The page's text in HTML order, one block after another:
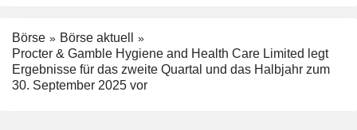
Börse
Börse aktuell
Procter & Gamble Hygiene and Health Care Limited legt
Ergebnisse für das zweite Quartal und das Halbjahr zum
30. September 2025 vor